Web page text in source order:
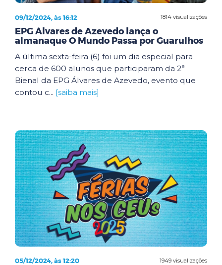
1814 visualizações
09/12/2024, às 16:12
EPG Álvares de Azevedo lança o
almanaque O Mundo Passa por Guarulhos
A última sexta-feira (6) foi um dia especial para
cerca de 600 alunos que participaram da 2ª
Bienal da EPG Álvares de Azevedo, evento que
contou c... [saiba mais]
1949 visualizações
05/12/2024, às 12:20